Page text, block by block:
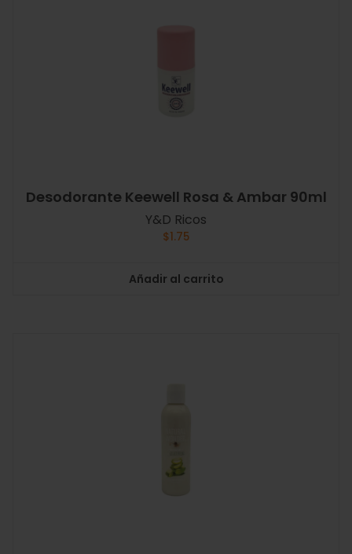
Desodorante Keewell Rosa & Ambar 90ml
Y&D Ricos
$1.75
Añadir al carrito